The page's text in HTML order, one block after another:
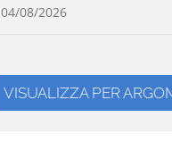
04/08/2026
VISUALIZZA PER